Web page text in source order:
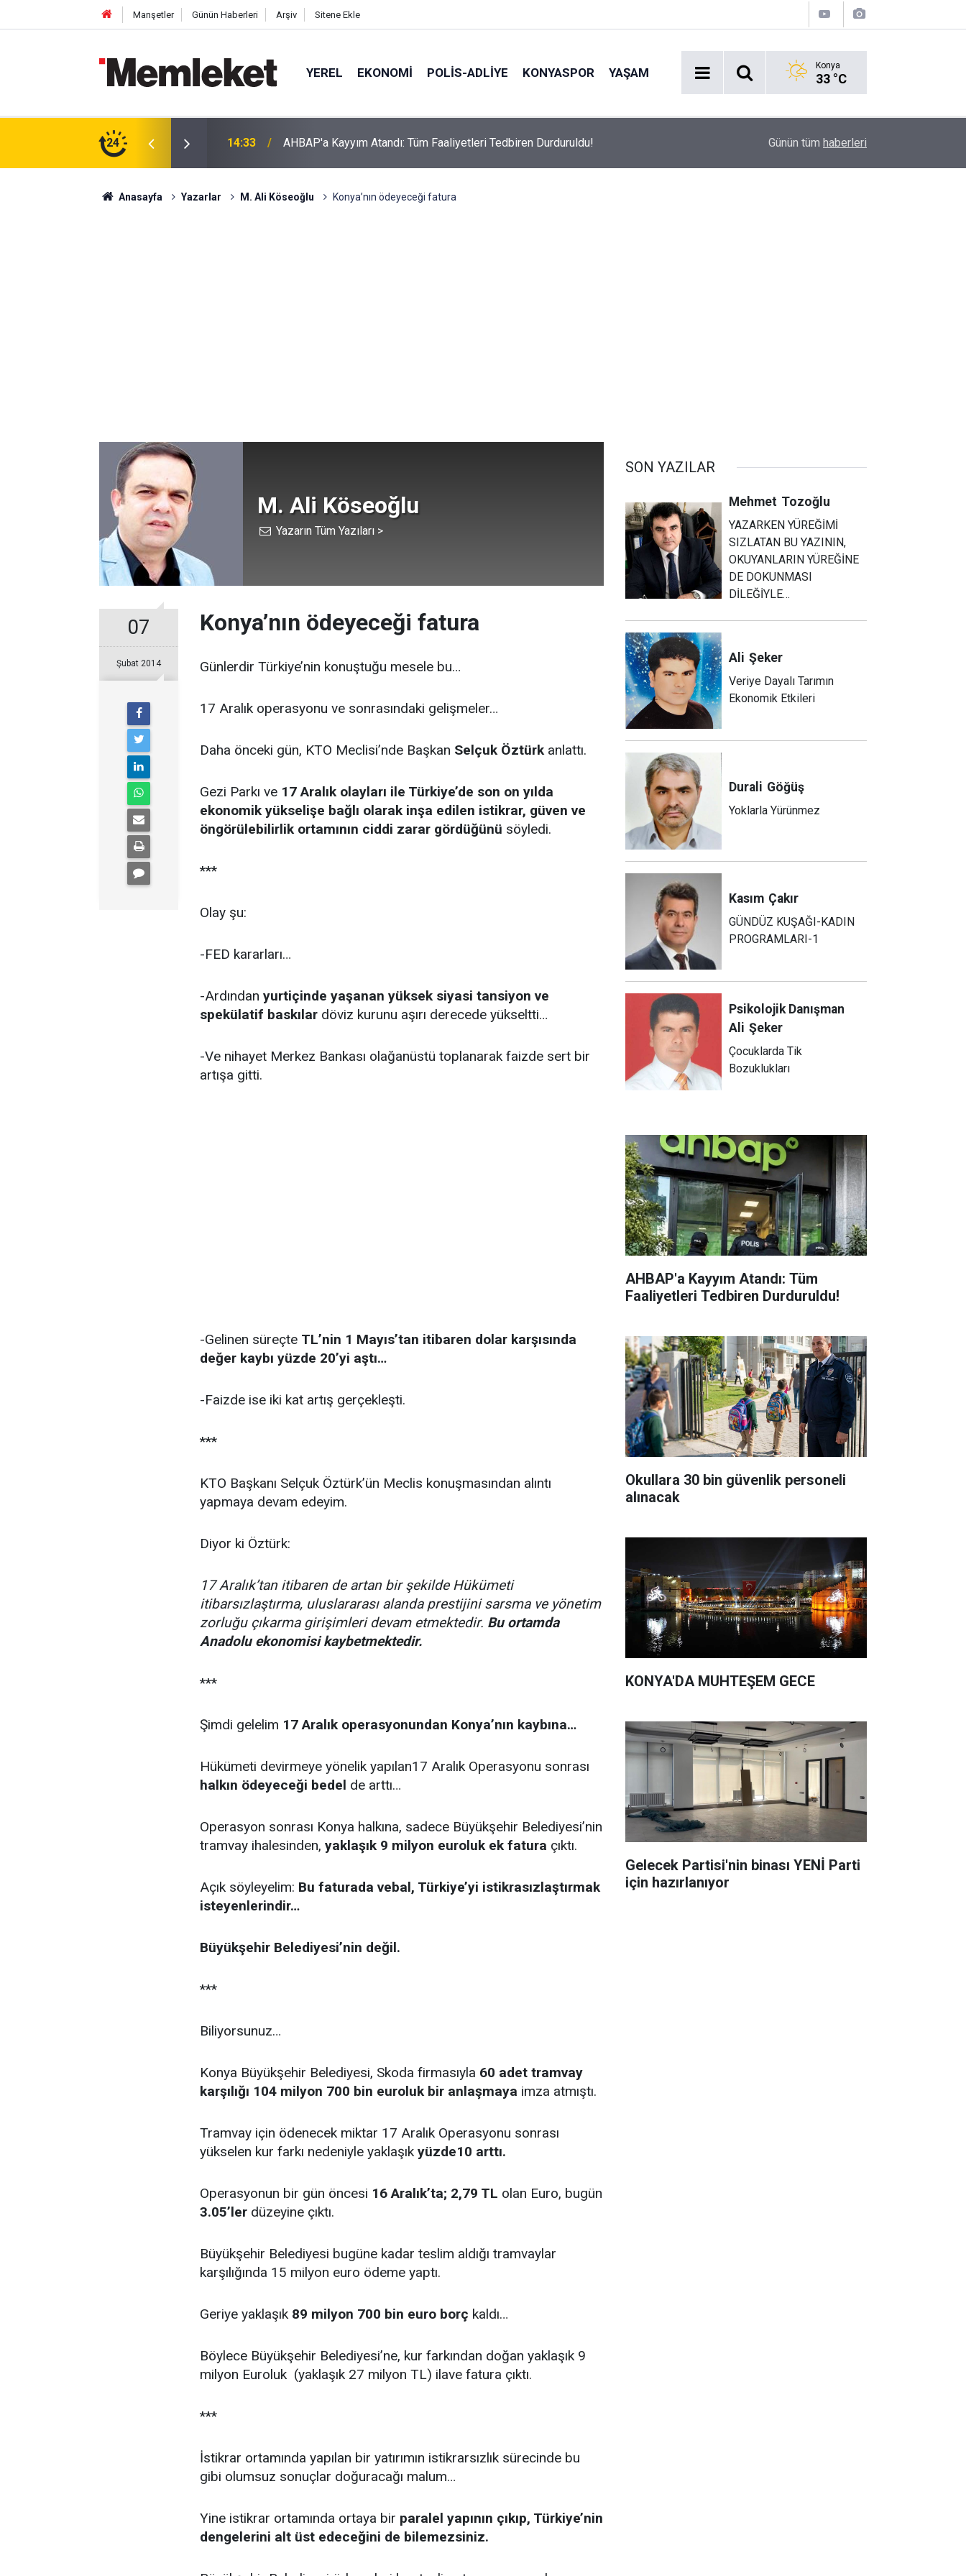
Manşetler Günün Haberleri Arşiv Sitene Ekle
YEREL EKONOMI POLİS-ADLİYE KONYASPOR YAŞAM Konya
33 °C
24
Tedbiren Durduruldu! 14:31 Espressolab'ın "Ömür Boyu Bedava Kahve" Ödülü Sahibini Buldu! Okullara 30 bin güvenlik personeli alınacak
Günün tüm haberleri
Anasayfa Yazarlar M. Ali Köseoğlu Konya’nın ödeyeceği fatura
M. Ali Köseoğlu
Yazarın Tüm Yazıları >
07
Şubat 2014
Konya’nın ödeyeceği fatura
Günlerdir Türkiye’nin konuştuğu mesele bu…
17 Aralık operasyonu ve sonrasındaki gelişmeler…
Daha önceki gün, KTO Meclisi’nde Başkan Selçuk Öztürkanlattı.
Gezi Parkı ve 17 Aralık olayları ile Türkiye’de son on yılda
ekonomik yükselişe bağlı olarak inşa edilen istikrar, güven ve
öngörülebilirlik ortamının ciddi zarar gördüğünü söyledi.
***
Olay şu:
-FED kararları…
-Ardından yurtiçinde yaşanan yüksek siyasi tansiyon ve
spekülatif baskılar döviz kurunu aşırı derecede yükseltti…
-Ve nihayet Merkez Bankası olağanüstü toplanarak faizde sert bir
artışa gitti.
-Gelinen süreçte TL’nin 1 Mayıs’tan itibaren dolar karşısında
değer kaybı yüzde 20’yi aştı…
-Faizde ise iki kat artış gerçekleşti.
***
KTO Başkanı Selçuk Öztürk’ün Meclis konuşmasından alıntı
yapmaya devam edeyim.
Diyor ki Öztürk:
17 Aralık’tan itibaren de artan bir şekilde Hükümeti
itibarsızlaştırma, uluslararası alanda prestijini sarsma ve yönetim
zorluğu çıkarma girişimleri devam etmektedir. Bu ortamda
Anadolu ekonomisi kaybetmektedir.
***
Şimdi gelelim 17 Aralık operasyonundan Konya’nın kaybına…
Hükümeti devirmeye yönelik yapılan17 Aralık Operasyonu sonrası
halkın ödeyeceği bedel de arttı…
Operasyon sonrası Konya halkına, sadece Büyükşehir Belediyesi’nin
tramvay ihalesinden, yaklaşık 9 milyon euroluk ek fatura çıktı.
Açık söyleyelim: Bu faturada vebal, Türkiye’yi istikrasızlaştırmak
isteyenlerindir…
Büyükşehir Belediyesi’nin değil.
***
Biliyorsunuz…
Konya Büyükşehir Belediyesi, Skoda firmasıyla 60 adet tramvay
karşılığı 104 milyon 700 bin euroluk bir anlaşmaya imza atmıştı.
Tramvay için ödenecek miktar 17 Aralık Operasyonu sonrası
yükselen kur farkı nedeniyle yaklaşık yüzde10 arttı.
Operasyonun bir gün öncesi 16 Aralık’ta; 2,79 TL olan Euro, bugün
3.05’ler düzeyine çıktı.
Büyükşehir Belediyesi bugüne kadar teslim aldığı tramvaylar
karşılığında 15 milyon euro ödeme yaptı.
Geriye yaklaşık 89 milyon 700 bin euro borç kaldı…
Böylece Büyükşehir Belediyesi’ne, kur farkından doğan yaklaşık 9
milyon Euroluk (yaklaşık 27 milyon TL) ilave fatura çıktı.
***
İstikrar ortamında yapılan bir yatırımın istikrarsızlık sürecinde bu
gibi olumsuz sonuçlar doğuracağı malum…
Yine istikrar ortamında ortaya bir paralel yapının çıkıp, Türkiye’nin
dengelerini alt üst edeceğini de bilemezsiniz.
SON YAZILAR
Mehmet Tozoğlu
YAZARKEN YÜREĞİMİ
SIZLATAN BU YAZININ,
OKUYANLARIN YÜREĞİNE
DE DOKUNMASI
DİLEĞİYLE…
Ali Şeker
Veriye Dayalı Tarımın
Ekonomik Etkileri
Durali Göğüş
Yoklarla Yürünmez
Kasım Çakır
GÜNDÜZ KUŞAĞI-KADIN
PROGRAMLARI-1
Psikolojik Danışman
Ali Şeker
Çocuklarda Tik
Bozuklukları
AHBAP'a Kayyım Atandı: Tüm
Faaliyetleri Tedbiren Durduruldu!
Okullara 30 bin güvenlik personeli
alınacak
KONYA'DA MUHTEŞEM GECE
Gelecek Partisi'nin binası YENİ Parti
için hazırlanıyor